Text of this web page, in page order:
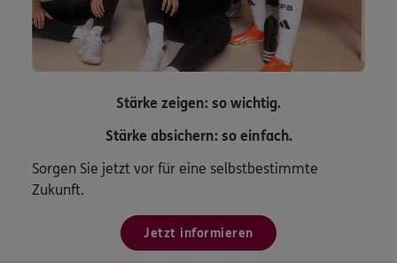
Stärke zeigen: so wichtig.
Stärke absichern: so einfach.
Sorgen Sie jetzt vor für eine selbstbestimmte
Zukunft.
Jetzt informieren